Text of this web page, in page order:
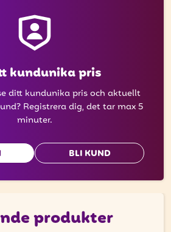
kundunika pris
ditt kundunika pris och aktuellt
Registrera dig, det tar max 5
minuter.
BLI KUND
produkter